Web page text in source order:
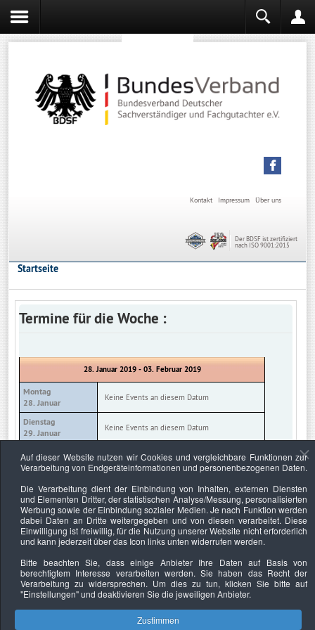
Über uns
Impressum
Kontakt
Der BDSF ist zertifiziert
nach ISO 9001:2015
Startseite
Termine für die Woche :
28. Januar 2019 - 03. Februar 2019
Montag
28. Januar
Keine Events an diesem Datum
Dienstag
29. Januar
Keine Events an diesem Datum
Mittwoch
30. Januar
Keine Events an diesem Datum
31. Januar
Keine Events an diesem Datum
Freitag
01. Februar
Keine Events an diesem Datum
Samstag
Sonntag
03. Februar
Keine Events an diesem Datum
Auf dieser Website nutzen wir Cookies und vergleichbare Funktionen zur
Verarbeitung von Endgeräteinformationen und personenbezogenen Daten.
Die Verarbeitung dient der Einbindung von Inhalten, externen Diensten
und Elementen Dritter, der statistischen Analyse/Messung, personalisierten
Werbung sowie der Einbindung sozialer Medien. Je nach Funktion werden
dabei Daten an Dritte weitergegeben und von diesen verarbeitet. Diese
Einwilligung ist freiwillig, für die Nutzung unserer Website nicht erforderlich
und kann jederzeit über das Icon links unten widerrufen werden.
Bitte beachten Sie, dass einige Anbieter Ihre Daten auf Basis von
berechtigtem Interesse verarbeiten werden. Sie haben das Recht der
Verarbeitung zu widersprechen. Um dies zu tun, klicken Sie bitte auf
"Einstellungen"und deaktivieren Sie die jeweiligen Anbieter.
Zustimmen